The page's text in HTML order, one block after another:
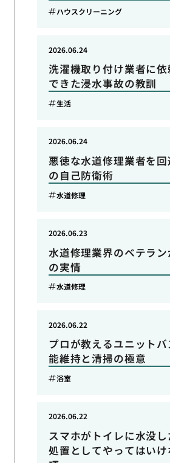
ハウスクリーニング
洗濯機取り付け業者に
できた浸水事故の教訓
2026.06.24
生活
悪徳な水道修理業者を
の自己防衛術
2026.06.24
水道修理
水道修理業界のベテラ
の実情
2026.06.23
水道修理
プロが教えるユニット
能維持と清掃の極意
2026.06.22
浴室
スマホがトイレに水没
処置としてやってはい
2026.06.22